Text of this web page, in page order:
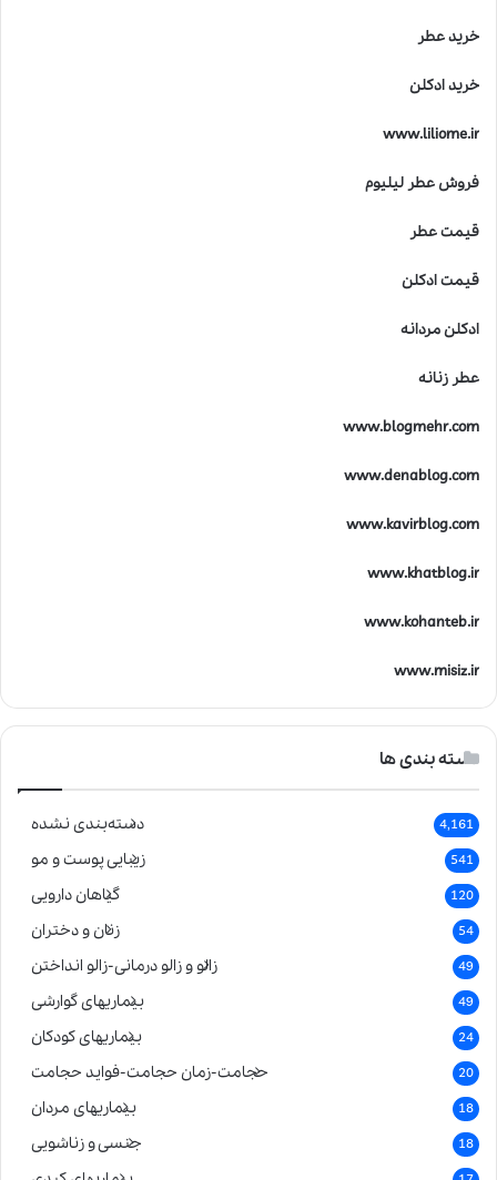
خرید عطر
خرید ادکلن
www.liliome.ir
فروش عطر لیلیوم
قیمت عطر
قیمت ادکلن
ادکلن مردانه
عطر زنانه
www.blogmehr.com
www.denablog.com
www.kavirblog.com
www.khatblog.ir
www.kohanteb.ir
www.misiz.ir
دسته بندی ها
دسته‌بندی نشده 4,161
زیبایی پوست و مو 541
گیاهان دارویی 120
زنان و دختران 54
زالو و زالو درمانی-زالو انداختن 49
بیماریهای گوارشی 49
بیماریهای کودکان 24
حجامت-زمان حجامت-فواید حجامت 20
بیماریهای مردان 18
جنسی و زناشویی 18